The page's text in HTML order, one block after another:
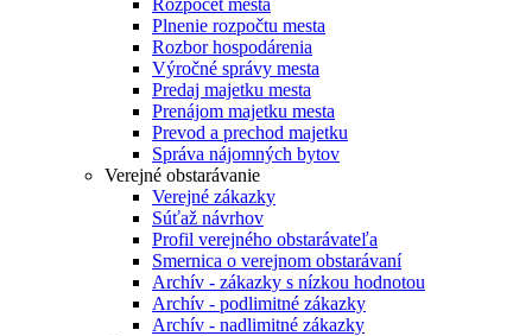
Rozpočet mesta
Plnenie rozpočtu mesta
Rozbor hospodárenia
Výročné správy mesta
Predaj majetku mesta
Prenájom majetku mesta
Prevod a prechod majetku
Správa nájomných bytov
Verejné obstarávanie
Verejné zákazky
Súťaž návrhov
Profil verejného obstarávateľa
Smernica o verejnom obstarávaní
Archív - zákazky s nízkou hodnotou
Archív - podlimitné zákazky
Archív - nadlimitné zákazky